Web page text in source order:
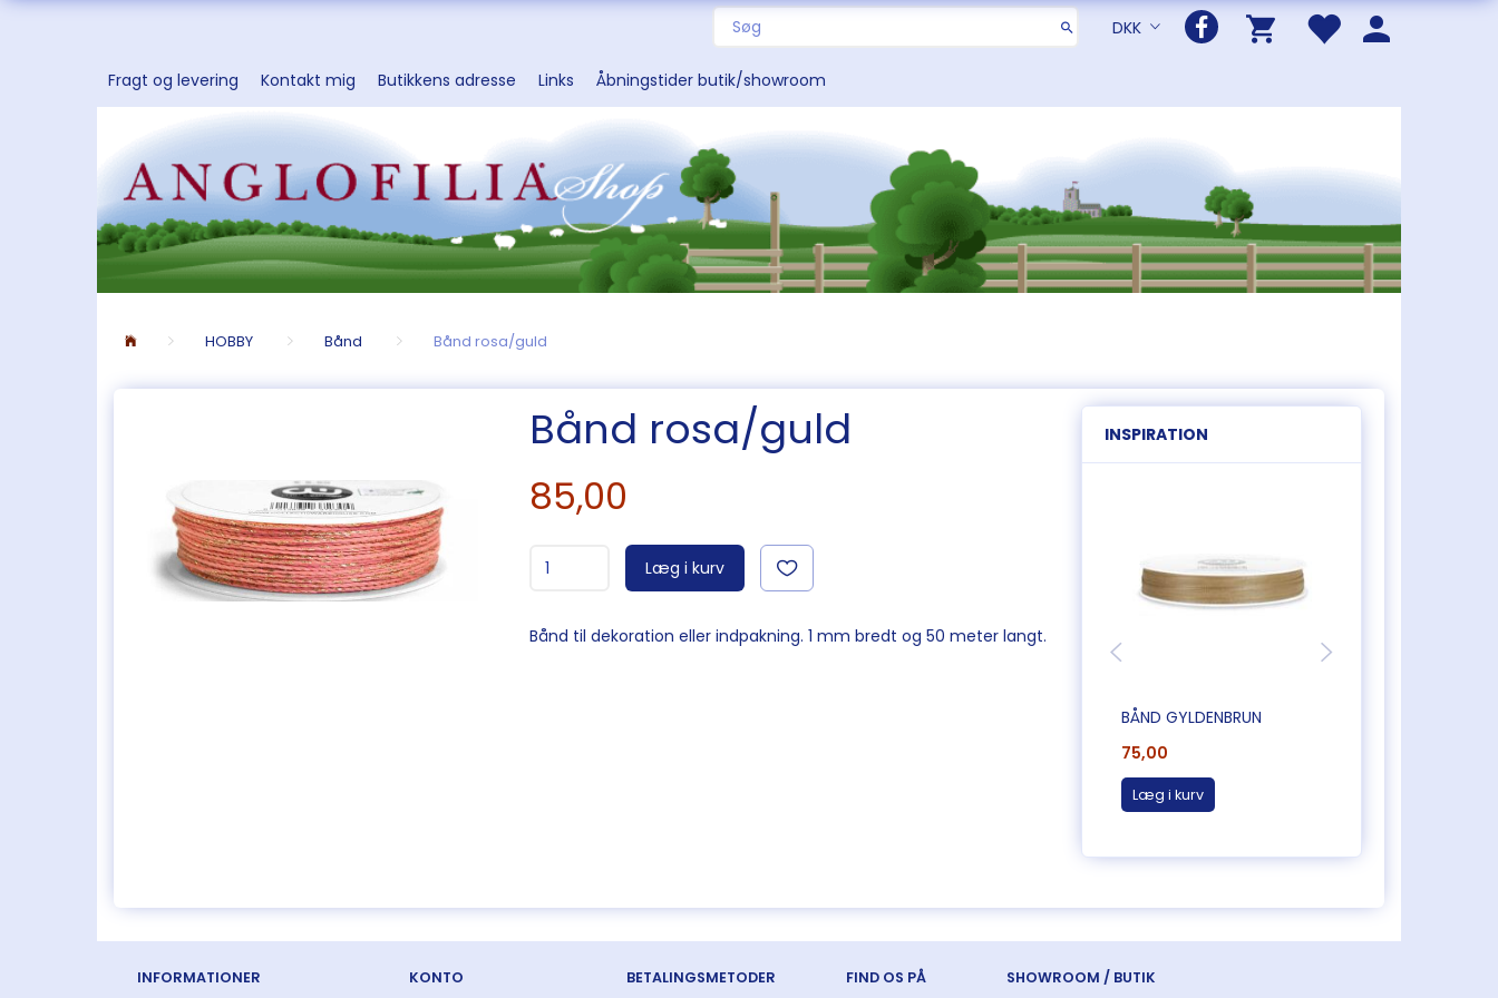
DKK
Fragt og levering Kontakt mig Butikkens adresse Links Åbningstider butik/showroom
HOBBY Bånd Bånd rosa/guld
Bånd rosa/guld
85,00
Læg i kurv
Bånd til dekoration eller indpakning. 1 mm bredt og 50 meter langt.
INSPIRATION
BÅND GYLDENBRUN
75,00
Læg i kurv
INFORMATIONER KONTO BETALINGSMETODER FIND OS PÅ SHOWROOM / BUTIK